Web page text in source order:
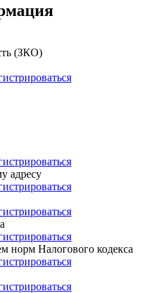
(ЗКО)
адресу
норм Налогового кодекса